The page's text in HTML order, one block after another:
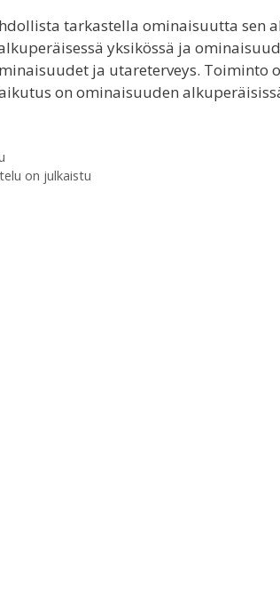
tarkastella ominaisuutta sen
yksikössä ja
ja utareterveys. Toiminto
on ominaisuuden
on julkaistu